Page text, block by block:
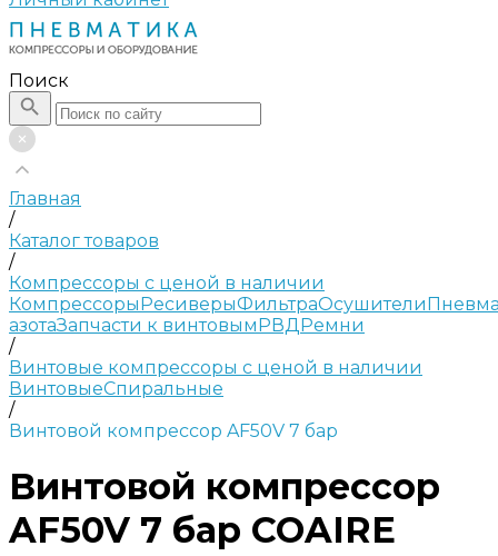
Поиск
Главная
/
Каталог товаров
/
Компрессоры с ценой в наличии
КомпрессорыРесиверыФильтраОсушители
азотаЗапчасти к винтовымРВДРемни
/
Винтовые компрессоры с ценой в наличии
ВинтовыеСпиральные
/
Винтовой компрессор AF50V 7 бар
Винтовой компрессор
AF50V 7 бар COAIRE